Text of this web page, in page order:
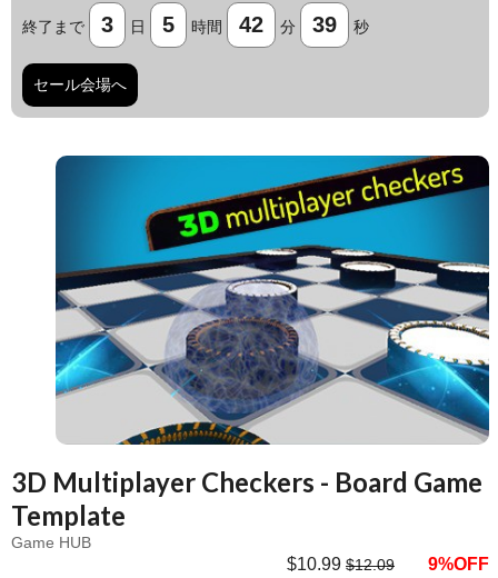
終了まで 3 日 5 時間 42 分 38 秒
セール会場へ
3D Multiplayer Checkers - Board Game
Template
Game HUB
$10.99 $12.09 9%OFF